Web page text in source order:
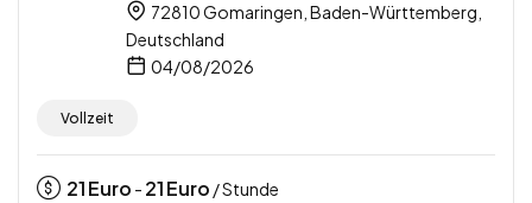
72810 Gomaringen, Baden-Württemberg,
Deutschland
04/08/2026
Vollzeit
21Euro - 21Euro / Stunde